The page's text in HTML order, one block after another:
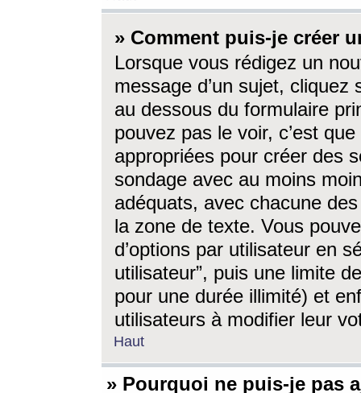
» Comment puis-je créer
Lorsque vous rédigez un
message d’un sujet, cliquez
au dessous du formulaire
pouvez pas le voir, c’est
appropriées pour créer des
sondage avec au moins
adéquats, avec chacune
la zone de texte. Vous
d’options par utilisateur en
utilisateur”, puis une limite
pour une durée illimité) et
utilisateurs à modifier leur
Haut
» Pourquoi ne puis-je pas